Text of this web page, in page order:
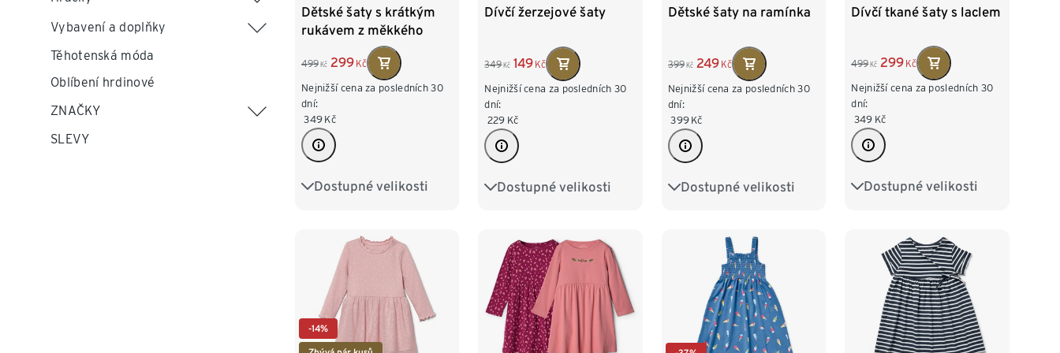
Vybavení a doplňky
Těhotenská móda
Oblíbení hrdinové
ZNAČKY
SLEVY
Dětské šaty s krátkým
rukávem z měkkého
499 Kč 299 Kč
Nejnižší cena za posledních 30
dní:
349 Kč
Dostupné velikosti
50/56 62/68 74/80
110/116 122/128
Dívčí žerzejové šaty
349 Kč 149 Kč
Nejnižší cena za posledních 30
dní:
229 Kč
Dostupné velikosti
86/92 98/104
Dětské šaty na ramínka
399 Kč 249 Kč
Nejnižší cena za posledních 30
dní:
399 Kč
Dostupné velikosti
86/92 98/104
Dívčí tkané šaty s laclem
499 Kč 299 Kč
Nejnižší cena za posledních 30
dní:
349 Kč
Dostupné velikosti
86/92 98/104
-14%